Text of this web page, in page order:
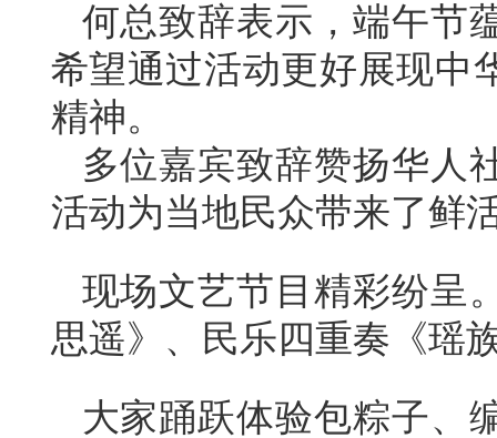
何总致辞表示，端午节
希望通过活动更好展现中
精神。
多位嘉宾致辞赞扬华人
活动为当地民众带来了鲜
现场文艺节目精彩纷呈
思遥》、民乐四重奏《瑶
大家踊跃体验包粽子、